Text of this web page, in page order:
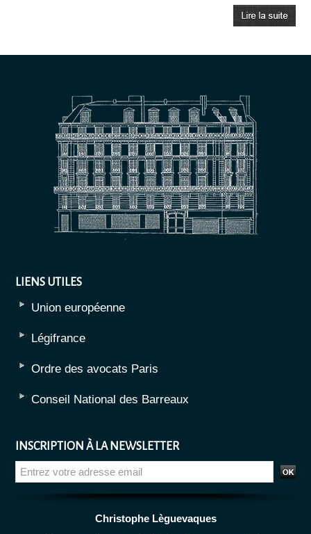
LIENS UTILES
Union européenne
Légifrance
Ordre des avocats Paris
Conseil National des Barreaux
INSCRIPTION À LA NEWSLETTER
Christophe Lèguevaques